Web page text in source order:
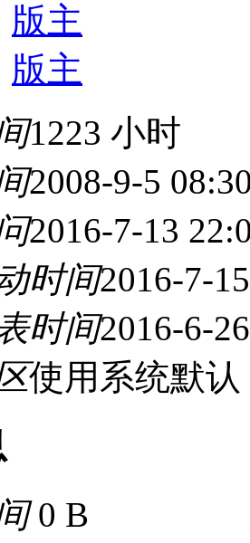
版主
版主
1223 小时
2008-9-5
2016-7-13
时间2016-7-
时间2016-6-
使用系统默认
0 B